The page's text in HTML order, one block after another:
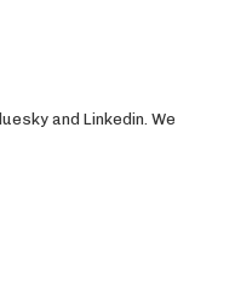
and Linkedin. We